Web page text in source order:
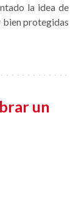
la idea de
bien protegidas
un